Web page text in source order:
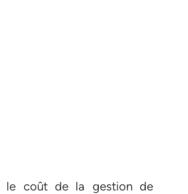
le coût de la gestion de